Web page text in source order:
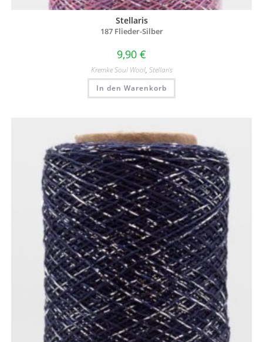
Stellaris
187 Flieder-Silber
9,90 €
Kremke Soul Wool, Stellaris
In den Warenkorb